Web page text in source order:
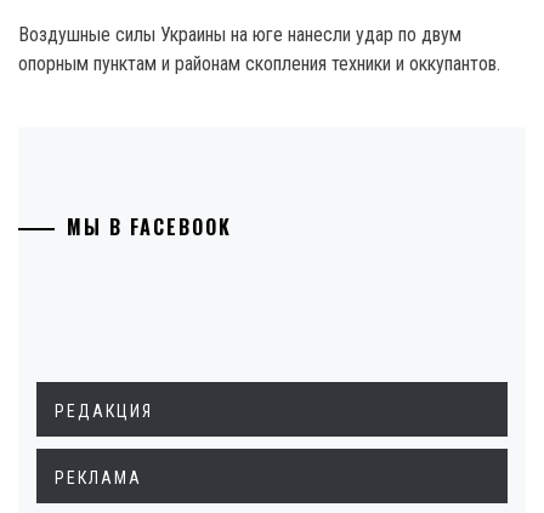
Воздушные силы Украины на юге нанесли удар по двум
опорным пунктам и районам скопления техники и оккупантов.
МЫ В FACEBOOK
РЕДАКЦИЯ
РЕКЛАМА